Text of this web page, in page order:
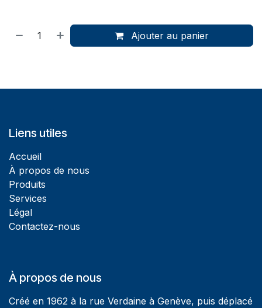
Ajouter au panier
Liens utiles
Accueil
À propos de nous
Produits
Services
Légal
Contactez-nous
À propos de nous
Créé en 1962 à la rue Verdaine à Genève, puis déplacé